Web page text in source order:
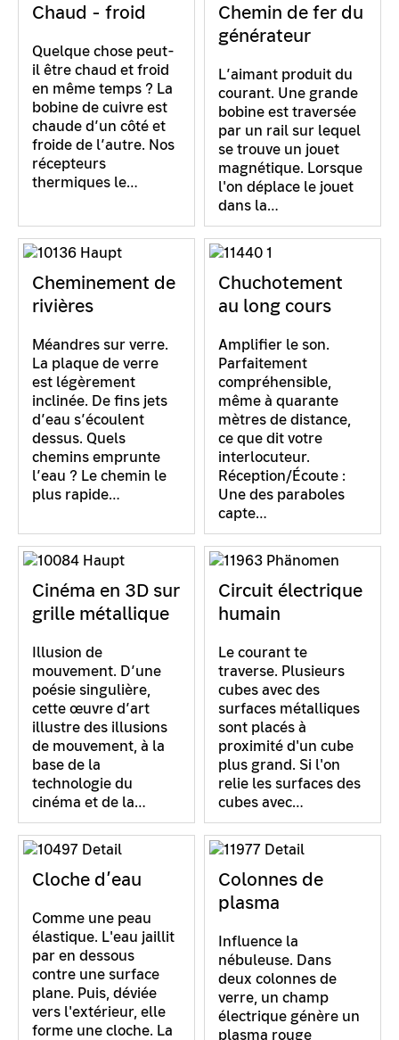
Chaud - froid
Quelque chose peut-
il être chaud et froid
en même temps ? La
bobine de cuivre est
chaude d’un côté et
froide de l’autre. Nos
récepteurs
thermiques le…
Chemin de fer du
générateur
L’aimant produit du
courant. Une grande
bobine est traversée
par un rail sur lequel
se trouve un jouet
magnétique. Lorsque
l'on déplace le jouet
dans la…
Cheminement de
rivières
Méandres sur verre.
La plaque de verre
est légèrement
inclinée. De fins jets
d’eau s’écoulent
dessus. Quels
chemins emprunte
l’eau ? Le chemin le
plus rapide…
Chuchotement
au long cours
Amplifier le son.
Parfaitement
compréhensible,
même à quarante
mètres de distance,
ce que dit votre
interlocuteur.
Réception/Écoute :
Une des paraboles
capte…
Cinéma en 3D sur
grille métallique
Illusion de
mouvement. D’une
poésie singulière,
cette œuvre d’art
illustre des illusions
de mouvement, à la
base de la
technologie du
cinéma et de la…
Circuit électrique
humain
Le courant te
traverse. Plusieurs
cubes avec des
surfaces métalliques
sont placés à
proximité d'un cube
plus grand. Si l'on
relie les surfaces des
cubes avec…
Cloche d’eau
Comme une peau
élastique. L'eau jaillit
par en dessous
contre une surface
plane. Puis, déviée
vers l'extérieur, elle
forme une cloche. La
Colonnes de
plasma
Influence la
nébuleuse. Dans
deux colonnes de
verre, un champ
électrique génère un
plasma rouge